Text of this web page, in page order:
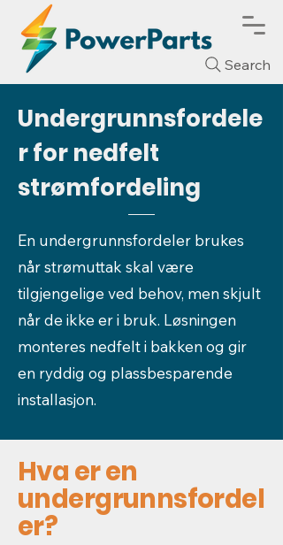
Search
Undergrunnsfordele
r for nedfelt
strømfordeling
En undergrunnsfordeler brukes
når strømuttak skal være
tilgjengelige ved behov, men skjult
når de ikke er i bruk. Løsningen
monteres nedfelt i bakken og gir
en ryddig og plassbesparende
installasjon.
Hva er en
undergrunnsfordel
er?